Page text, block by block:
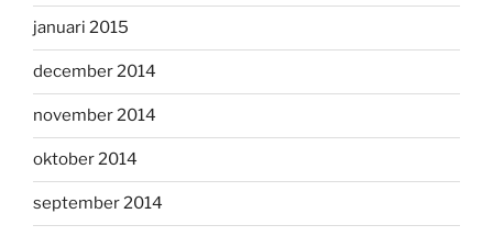
januari 2015
december 2014
november 2014
oktober 2014
september 2014